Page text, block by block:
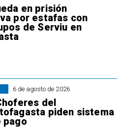
en prisión
por estafas con
de Serviu en
6 de agosto de 2026
del
piden sistema
pago